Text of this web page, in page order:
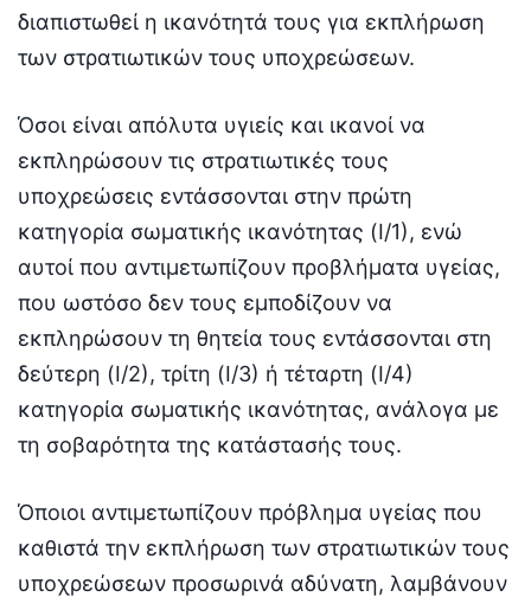
διαπιστωθεί η ικανότητά τους για εκπλήρωση
των στρατιωτικών τους υποχρεώσεων.
Όσοι είναι απόλυτα υγιείς και ικανοί να
εκπληρώσουν τις στρατιωτικές τους
υποχρεώσεις εντάσσονται στην πρώτη
κατηγορία σωματικής ικανότητας (Ι/1), ενώ
αυτοί που αντιμετωπίζουν προβλήματα υγείας,
που ωστόσο δεν τους εμποδίζουν να
εκπληρώσουν τη θητεία τους εντάσσονται στη
δεύτερη (Ι/2), τρίτη (Ι/3) ή τέταρτη (Ι/4)
κατηγορία σωματικής ικανότητας, ανάλογα με
τη σοβαρότητα της κατάστασής τους.
Όποιοι αντιμετωπίζουν πρόβλημα υγείας που
καθιστά την εκπλήρωση των στρατιωτικών τους
υποχρεώσεων προσωρινά αδύνατη, λαμβάνουν